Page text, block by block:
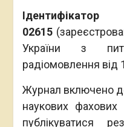
02615
України з
радіомовлення
Журнал включено
наукових
публікуватися